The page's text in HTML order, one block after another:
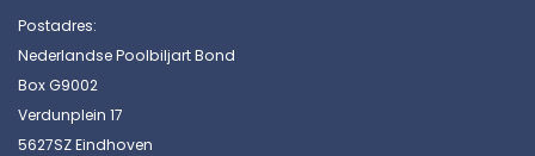
Postadres:
Nederlandse Poolbiljart Bond
Box G9002
Verdunplein 17
5627SZ Eindhoven